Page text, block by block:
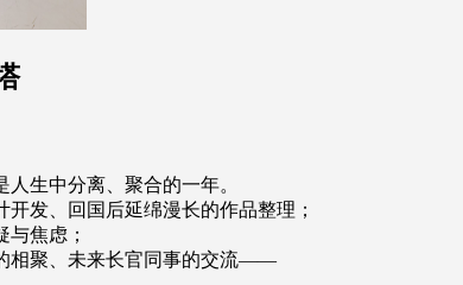
生中分离、聚合的一年。
发、回国后延绵漫长的作品整理；
焦虑；
相聚、未来长官同事的交流——